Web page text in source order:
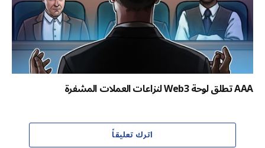
AAA تطلق لوحة Web3 لنزاعات العملات المشفرة
اترك تعليقاً